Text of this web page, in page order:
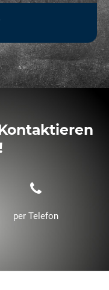
per Telefon